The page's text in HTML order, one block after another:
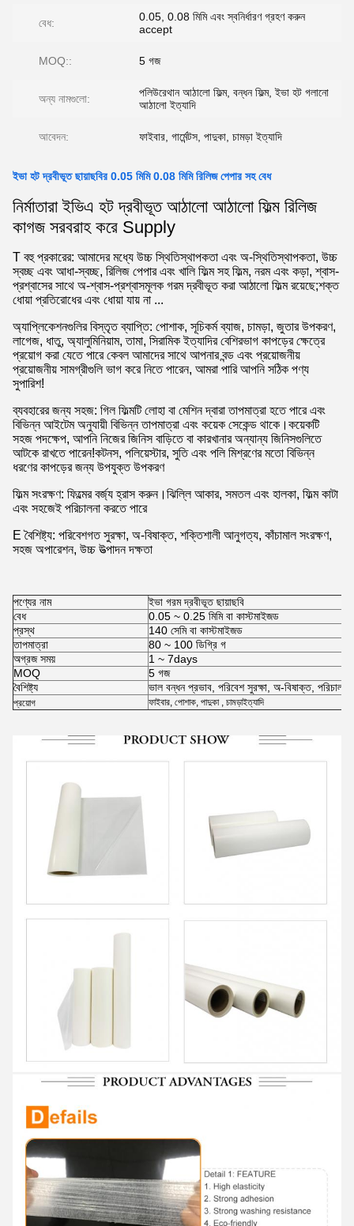
বেধ:
0.05, 0.08 মিমি এবং স্বনির্ধারণ গ্রহণ করুন
accept
MOQ:: 5 গজ
অন্য নামগুলো:
পলিউরেথান আঠালো ফিল্ম, বন্ধন ফিল্ম, ইভা হট গলানো
আঠালো ইত্যাদি
আবেদন: ফাইবার, গার্মেন্টস, পাদুকা, চামড়া ইত্যাদি
ইভা হট দ্রবীভূত ছায়াছবির 0.05 মিমি 0.08 মিমি রিলিজ পেপার সহ বেধ
নির্মাতারা ইভিএ হট দ্রবীভূত আঠালো আঠালো ফিল্ম রিলিজ
কাগজ সরবরাহ করে Supply
T বহু প্রকারের: আমাদের মধ্যে উচ্চ স্থিতিস্থাপকতা এবং অ-স্থিতিস্থাপকতা, উচ্চ
স্বচ্ছ এবং আধা-স্বচ্ছ, রিলিজ পেপার এবং খালি ফিল্ম সহ ফিল্ম, নরম এবং কড়া, শ্বাস-
প্রশ্বাসের সাথে অ-শ্বাস-প্রশ্বাসমূলক গরম দ্রবীভূত করা আঠালো ফিল্ম রয়েছে;শক্ত
ধোয়া প্রতিরোধের এবং ধোয়া যায় না ...
অ্যাপ্লিকেশনগুলির বিস্তৃত ব্যাপ্তি: পোশাক, সূচিকর্ম ব্যাজ, চামড়া, জুতার উপকরণ,
লাগেজ, ধাতু, অ্যালুমিনিয়াম, তামা, সিরামিক ইত্যাদির বেশিরভাগ কাপড়ের ক্ষেত্রে
প্রয়োগ করা যেতে পারে কেবল আমাদের সাথে আপনার বন্ড এবং প্রয়োজনীয়
প্রয়োজনীয় সামগ্রীগুলি ভাগ করে নিতে পারেন, আমরা পারি আপনি সঠিক পণ্য
সুপারিশ!
ব্যবহারের জন্য সহজ: গিল ফিল্মটি লোহা বা মেশিন দ্বারা তাপমাত্রা হতে পারে এবং
বিভিন্ন আইটেম অনুযায়ী বিভিন্ন তাপমাত্রা এবং কয়েক সেকেন্ড থাকে।কয়েকটি
সহজ পদক্ষেপ, আপনি নিজের জিনিস বাড়িতে বা কারখানার অন্যান্য জিনিসগুলিতে
আটকে রাখতে পারেন!কটনস, পলিয়েস্টার, সুতি এবং পলি মিশ্রণের মতো বিভিন্ন
ধরণের কাপড়ের জন্য উপযুক্ত উপকরণ
ফিল্ম সংরক্ষণ: ফিল্মের বর্জ্য হ্রাস করুন।ঝিল্লি আকার, সমতল এবং হালকা, ফিল্ম কাটা
এবং সহজেই পরিচালনা করতে পারে
E বৈশিষ্ট্য: পরিবেশগত সুরক্ষা, অ-বিষাক্ত, শক্তিশালী আনুগত্য, কাঁচামাল সংরক্ষণ,
সহজ অপারেশন, উচ্চ উত্পাদন দক্ষতা
পণ্যের নাম
ইভা গরম দ্রবীভূত ছায়াছবি
বেধ
0.05 ~ 0.25 মিমি বা কাস্টমাইজড
প্রস্থ
140 সেমি বা কাস্টমাইজড
তাপমাত্রা
80 ~ 100 ডিগ্রি গ
অগ্রজ সময়
1 ~ 7days
MOQ
5 গজ
বৈশিষ্ট্য
ভাল বন্ধন প্রভাব, পরিবেশ সুরক্ষা, অ-বিষাক্ত,
প্রয়োগ ফাইবার, পোশাক, পাদুকা , চামড়াইত্যাদি